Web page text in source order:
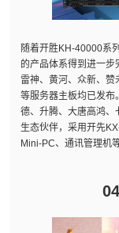
随着开胜KH-40000系
的产品体系得到进一步
雷神、黄河、众新、
等服务器主板均已发布
德、升腾、大唐高鸿、
生态伙伴，采用开先
Mini-PC、通讯管理机